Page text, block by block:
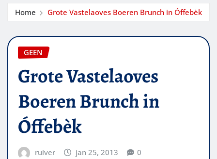
Home Grote Vastelaoves Boeren Brunch in Óffebèk
GEEN
Grote Vastelaoves
Boeren Brunch in
Óffebèk
ruiver jan 25, 2013 0